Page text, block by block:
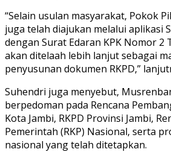
“Selain usulan masyarakat, Pokok
juga telah diajukan melalui aplikasi
dengan Surat Edaran KPK Nomor 2
akan ditelaah lebih lanjut sebagai
penyusunan dokumen RKPD,”
Suhendri juga menyebut,
berpedoman pada Rencana
Kota Jambi, RKPD Provinsi Jambi,
Pemerintah (RKP) Nasional, serta
nasional yang telah ditetapkan.